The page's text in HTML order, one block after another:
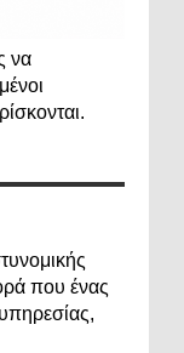
να
που ένας